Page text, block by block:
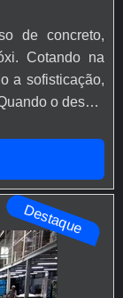
de concreto,
Cotando na
a sofisticação,
o desejo
benefício com
para
SOBRE
Destaque